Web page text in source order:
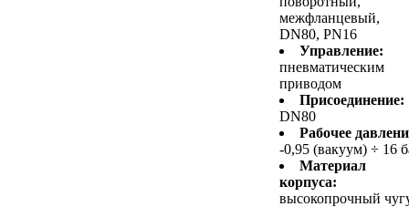
межфланцевый,
DN80, PN16
Управление:
пневматическим
приводом
Присоединение:
DN80
Рабочее
-0,95 (вакуум) ÷ 16
Материал
корпуса:
высокопрочный